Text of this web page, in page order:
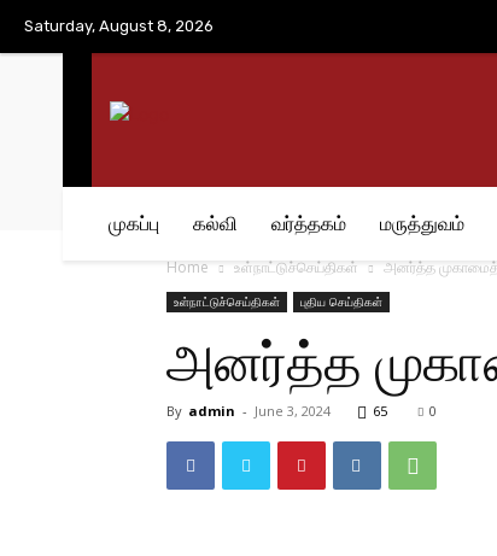
Saturday, August 8, 2026
முகப்பு கல்வி வர்த்தகம் மருத்துவம்
Home உள்நாட்டுச்செய்திகள் அனர்த்த
உள்நாட்டுச்செய்திகள் புதிய செய்திகள்
அனர்த்த
By admin - June 3, 2024 65 0